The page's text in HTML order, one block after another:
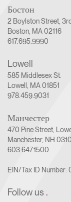
Бостон
2 Boylston Street,
Boston, MA 02116
617.695.9990
Lowell
585 Middlesex St.
Lowell, MA 01851
978.459.9031
Манчестер
470 Pine Street,
Manchester, NH
603.647.1500
EIN/Tax ID Number:
Follow us .